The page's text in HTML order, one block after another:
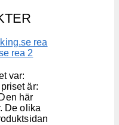
var:
är:
Den här
De olika